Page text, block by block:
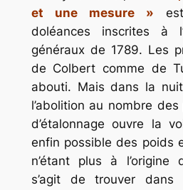
et une mesure »
doléances inscrites à
généraux de 1789. Les
de Colbert comme de
abouti. Mais dans la
l’abolition au nombre
d’étalonnage ouvre la
enfin possible des poids
n’étant plus à l’origine
s’agit de trouver